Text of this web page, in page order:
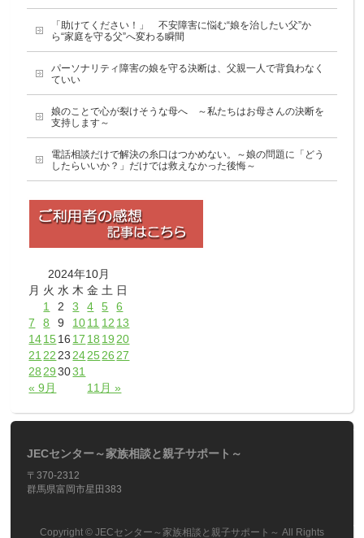
「助けてください！」 不安障害に悩む“娘を治したい父”か
ら“家庭を守る父”へ変わる瞬間
パーソナリティ障害の娘を守る決断は、父親一人で背負わなく
ていい
娘のことで心が裂けそうな母へ ～私たちはお母さんの決断を
支持します～
電話相談だけで解決の糸口はつかめない。～娘の問題に「どう
したらいいか？」だけでは救えなかった後悔～
2024年10月
月 火 水 木 金 土 日
« 9月 11月 »
1 2 3 4 5
6
7
8 9 1011 12 13
141516 17 18 19 20
21 22 23 242526 27
28 29 3031
JECセンター～家族相談と親子サポート～
〒370-2312
群馬県富岡市星田383
Copyright © JECセンター～家族相談と親子サポート～ All Rights